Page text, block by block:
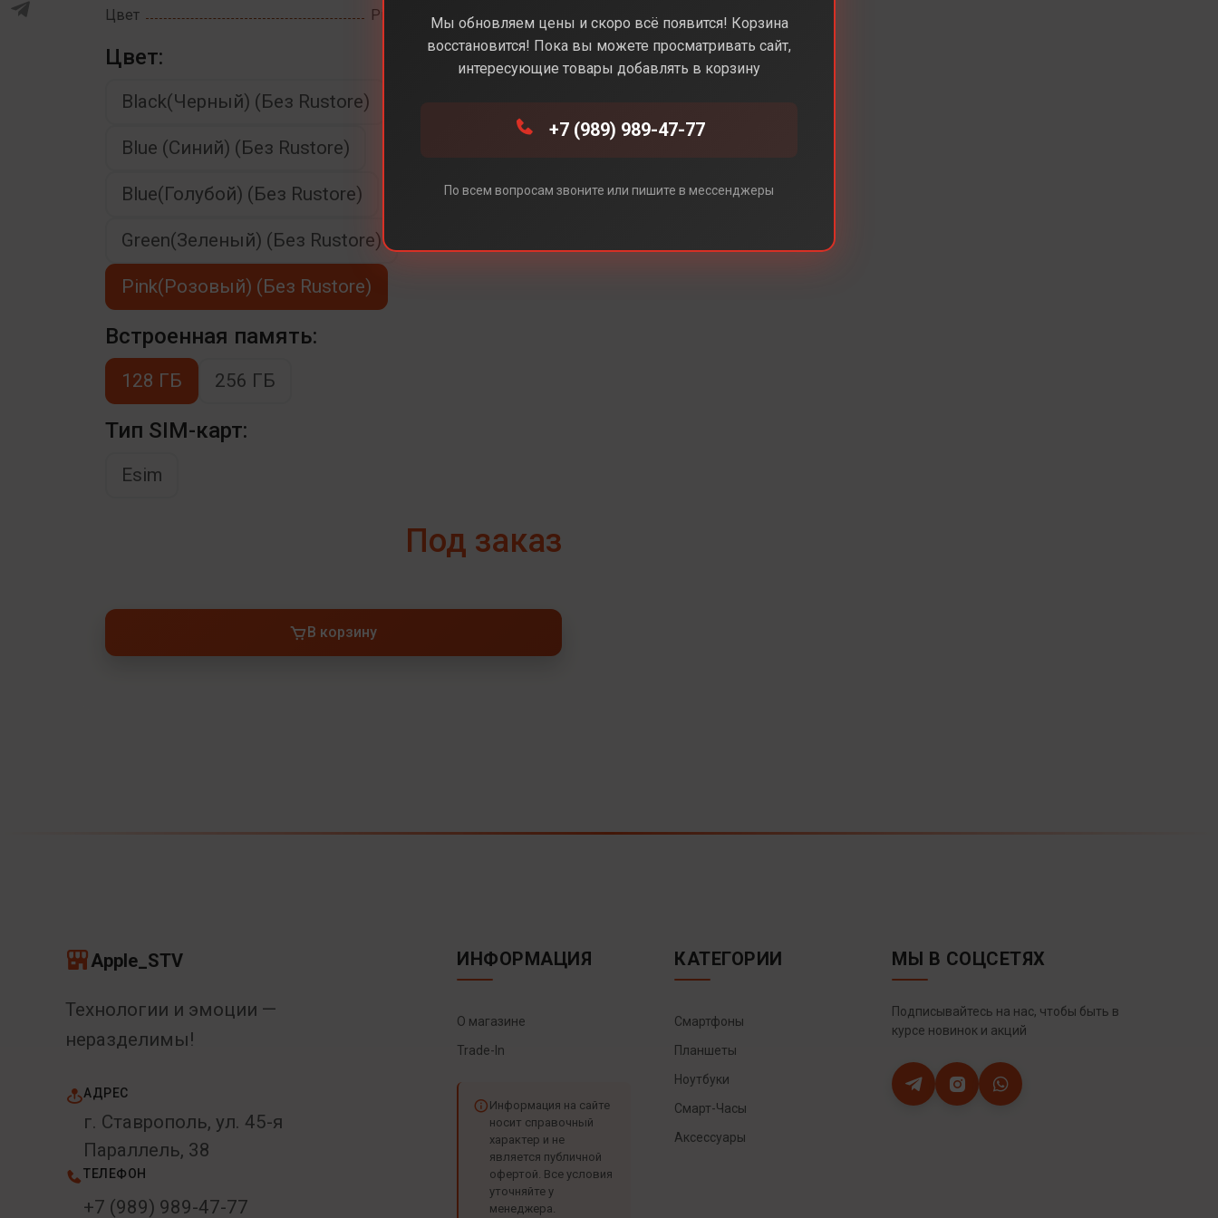
Цвет Pink(Розовый) (Без Rustore)
Цвет:
Black(Черный) (Без Rustore)
Blue (Синий) (Без Rustore)
Blue(Голубой) (Без Rustore)
Green(Зеленый) (Без Rustore)
Pink(Розовый) (Без Rustore)
Встроенная память:
128 ГБ 256 ГБ
Тип SIM-карт:
Esim
Под заказ
В корзину
Apple_STV
Технологии и эмоции —
неразделимы!
АДРЕС
г. Ставрополь, ул. 45-я
Параллель, 38
ТЕЛЕФОН
+7 (989) 989-47-77
ИНФОРМАЦИЯ
О магазине
Trade-In
Информация на сайте
носит справочный
характер и не
является публичной
офертой. Все условия
уточняйте у
менеджера.
КАТЕГОРИИ
Смартфоны
Планшеты
Ноутбуки
Смарт-Часы
Аксессуары
МЫ В СОЦСЕТЯХ
Подписывайтесь на нас, чтобы быть в
курсе новинок и акций
Мы обновляем цены и скоро всё появится! Корзина
восстановится! Пока вы можете просматривать сайт,
интересующие товары добавлять в корзину
+7 (989) 989-47-77
По всем вопросам звоните или пишите в мессенджеры